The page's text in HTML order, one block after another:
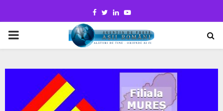
Facebook
TwitterLinkedinYoutube
PRIMARY